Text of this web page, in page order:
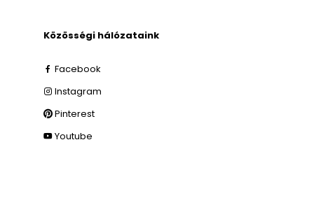
Közösségi hálózataink
Facebook
Instagram
Pinterest
Youtube